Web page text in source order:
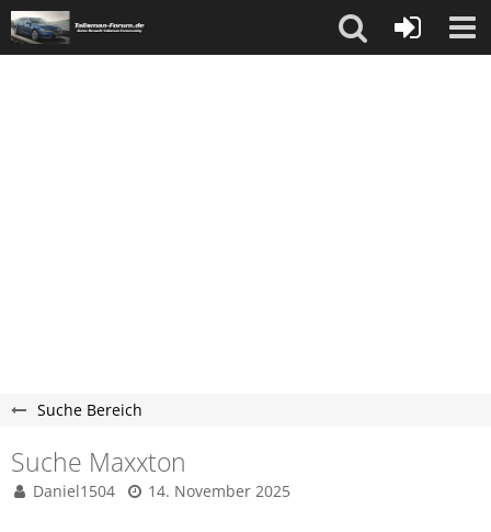
Suche Bereich
Suche Maxxton
Daniel1504 14. November 2025